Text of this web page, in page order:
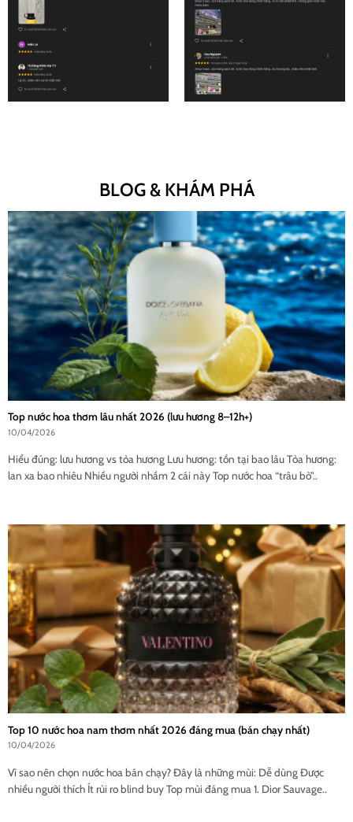
BLOG & KHÁM PHÁ
Top nước hoa thơm lâu nhất 2026 (lưu hương 8–12h+)
10/04/2026
Hiểu đúng: lưu hương vs tỏa hương Lưu hương: tồn tại bao lâu Tỏa hương:
lan xa bao nhiêu Nhiều người nhầm 2 cái này Top nước hoa “trâu bò”..
Top 10 nước hoa nam thơm nhất 2026 đáng mua (bán chạy nhất)
10/04/2026
Vì sao nên chọn nước hoa bán chạy? Đây là những mùi: Dễ dùng Được
nhiều người thích Ít rủi ro blind buy Top mùi đáng mua 1. Dior Sauvage..